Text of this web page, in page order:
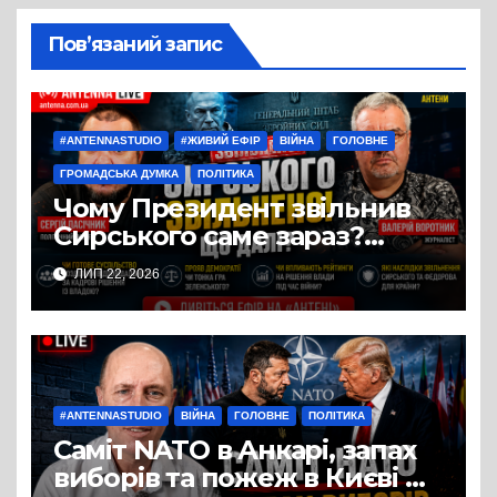
Пов’язаний запис
#ANTENNASTUDIO #ЖИВИЙ ЕФІР ВІЙНА ГОЛОВНЕ
ГРОМАДСЬКА ДУМКА ПОЛІТИКА
Чому Президент звільнив
Сирського саме зараз?
Розбір у студії «Антени» з
політичним експертом
Сергієм Пасічником
ЛИП 22, 2026
#ANTENNASTUDIO ВІЙНА ГОЛОВНЕ ПОЛІТИКА
Саміт NATO в Анкарі, запах
виборів та пожеж в Києві —